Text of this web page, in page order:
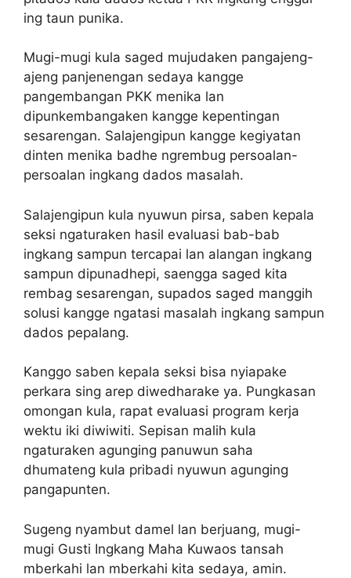
ing taun punika.
Mugi-mugi kula saged mujudaken pangajeng-
ajeng panjenengan sedaya kangge
pangembangan PKK menika lan
dipunkembangaken kangge kepentingan
sesarengan. Salajengipun kangge kegiyatan
dinten menika badhe ngrembug persoalan-
persoalan ingkang dados masalah.
Salajengipun kula nyuwun pirsa, saben kepala
seksi ngaturaken hasil evaluasi bab-bab
ingkang sampun tercapai lan alangan ingkang
sampun dipunadhepi, saengga saged kita
rembag sesarengan, supados saged manggih
solusi kangge ngatasi masalah ingkang sampun
dados pepalang.
Kanggo saben kepala seksi bisa nyiapake
perkara sing arep diwedharake ya. Pungkasan
omongan kula, rapat evaluasi program kerja
wektu iki diwiwiti. Sepisan malih kula
ngaturaken agunging panuwun saha
dhumateng kula pribadi nyuwun agunging
pangapunten.
Sugeng nyambut damel lan berjuang, mugi-
mugi Gusti Ingkang Maha Kuwaos tansah
mberkahi lan mberkahi kita sedaya, amin.